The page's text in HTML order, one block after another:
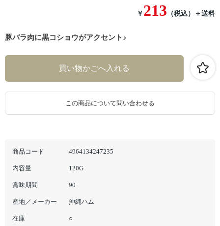
豚バラ肉に黒コショウがアクセント♪
￥ 213 （税込） ＋送料
商品コード 4964134247235
内容量 120G
賞味期間 90
産地／メーカー 沖縄ハム
在庫 ○
この商品について問い合わせる